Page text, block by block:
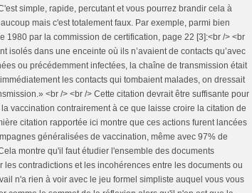
simple, rapide, percutant et vous pourrez brandir cela à
mais c'est totalement faux. Par exemple, parmi bien
1980 par la commission de certification, page 22 [3]:<br /> <br
isolés dans une enceinte où ils n’avaient de contacts qu’avec
ou précédemment infectées, la chaîne de transmission était
les contacts qui tombaient malades, on dressait
<br /> <br /> Cette citation devrait être suffisante pour
vaccination contrairement à ce que laisse croire la citation de
citation rapportée ici montre que ces actions furent lancées
généralisées de vaccination, même avec 97% de
montre qu'il faut étudier l'ensemble des documents
les contradictions et les incohérences entre les documents ou
n'a rien à voir avec le jeu formel simpliste auquel vous vous